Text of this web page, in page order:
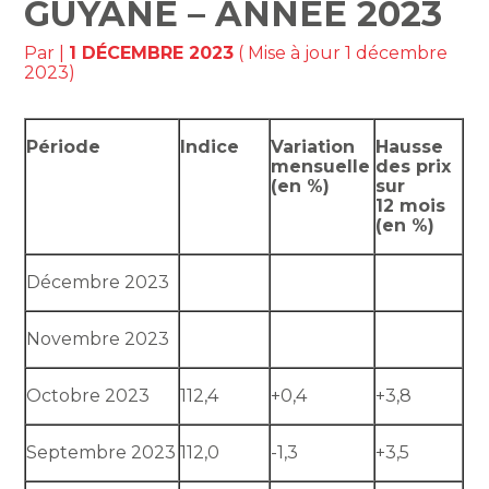
GUYANE – ANNÉE 2023
Par 1 DÉCEMBRE 2023 ( Mise à jour 1 décembre
2023)
Période Indice
Variation
mensuelle
(en %)
Hausse
des prix
sur
12 mois
(en %)
Décembre 2023
Novembre 2023
Octobre 2023 112,4 +0,4 +3,8
Septembre 2023 112,0 -1,3 +3,5